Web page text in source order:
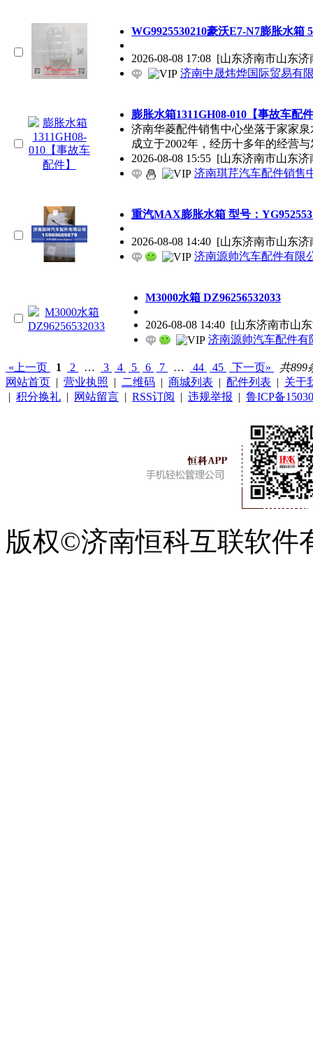
WG9925530210豪沃E7-N7膨胀水箱
2026-08-08 17:08 [山东济南市山东
济南中晟炜烨国际贸易有
膨胀水箱1311GH08-010【事故车配
济南华菱配件销售中心坐落于家家
成立于2002年，经历十多年的经营与
2026-08-08 15:55 [山东济南市山东
济南琪芹汽车配件销售
重汽MAX膨胀水箱 型号：
2026-08-08 14:40 [山东济南市山东
济南源帅汽车配件有限
M3000水箱 DZ96256532033
2026-08-08 14:40 [山东济南市山
济南源帅汽车配件有
«上一页 1 2 … 3 4 5 6 7 … 44 45 下一页»
共899
网站首页 | 营业执照 | 二维码 | 商城列表 | 配件列表 | 关于
| 积分换礼 | 网站留言 | RSS订阅 | 违规举报 | 鲁ICP备
版权©济南恒科互联软件